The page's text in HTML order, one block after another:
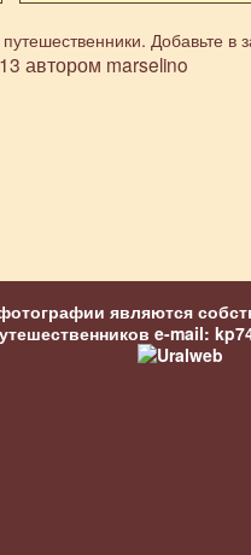
путешественники. Добавьте в
автором marselino
являются
e-mail: